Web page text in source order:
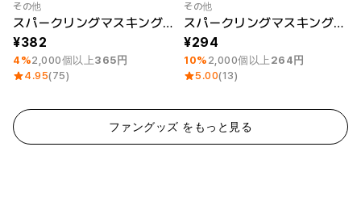
最小注文数量 1個
その他
スパークリングマスキングテープ (20mm)
382
4%2,000個以上365円
4.95(75)
最小注文数量 1個
その他
スパークリングマスキングテープ (12mm)
294
10% 2,000個以上 264円
5.00(13)
ファングッズ をもっと見る